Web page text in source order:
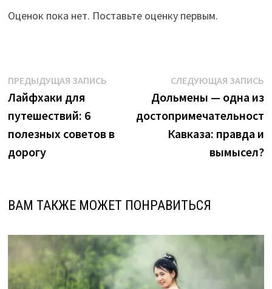
Оценок пока нет. Поставьте оценку первым.
Навигация
по
записям
ПРЕДЫДУЩАЯ ЗАПИСЬПредыдущая
Лайфхаки для
путешествий: 6
полезных советов в
дорогу
СЛЕДУЮЩАЯ ЗАПИСЬ
Дольмены — одна из
Кавказа: правда и
вымысел?
ВАМ ТАКЖЕ МОЖЕТ ПОНРАВИТЬСЯ